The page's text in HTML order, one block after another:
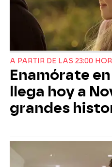
A PARTIR DE LAS 23:00
Enamórate
llega hoy a
grandes